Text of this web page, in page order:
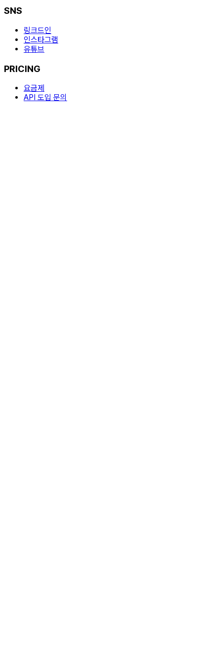
SNS
링크드인
인스타그램
유튜브
PRICING
요금제
API 도입 문의